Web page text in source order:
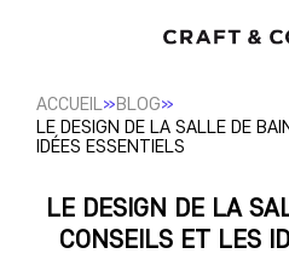
ACCUEIL»BLOG»
LE DESIGN DE LA SALLE DE
IDÉES ESSENTIELS
LE DESIGN DE LA
CONSEILS ET LES